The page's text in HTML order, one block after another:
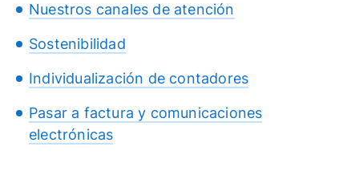
Nuestros canales de atención
Sostenibilidad
Individualización de contadores
Pasar a factura y comunicaciones
electrónicas